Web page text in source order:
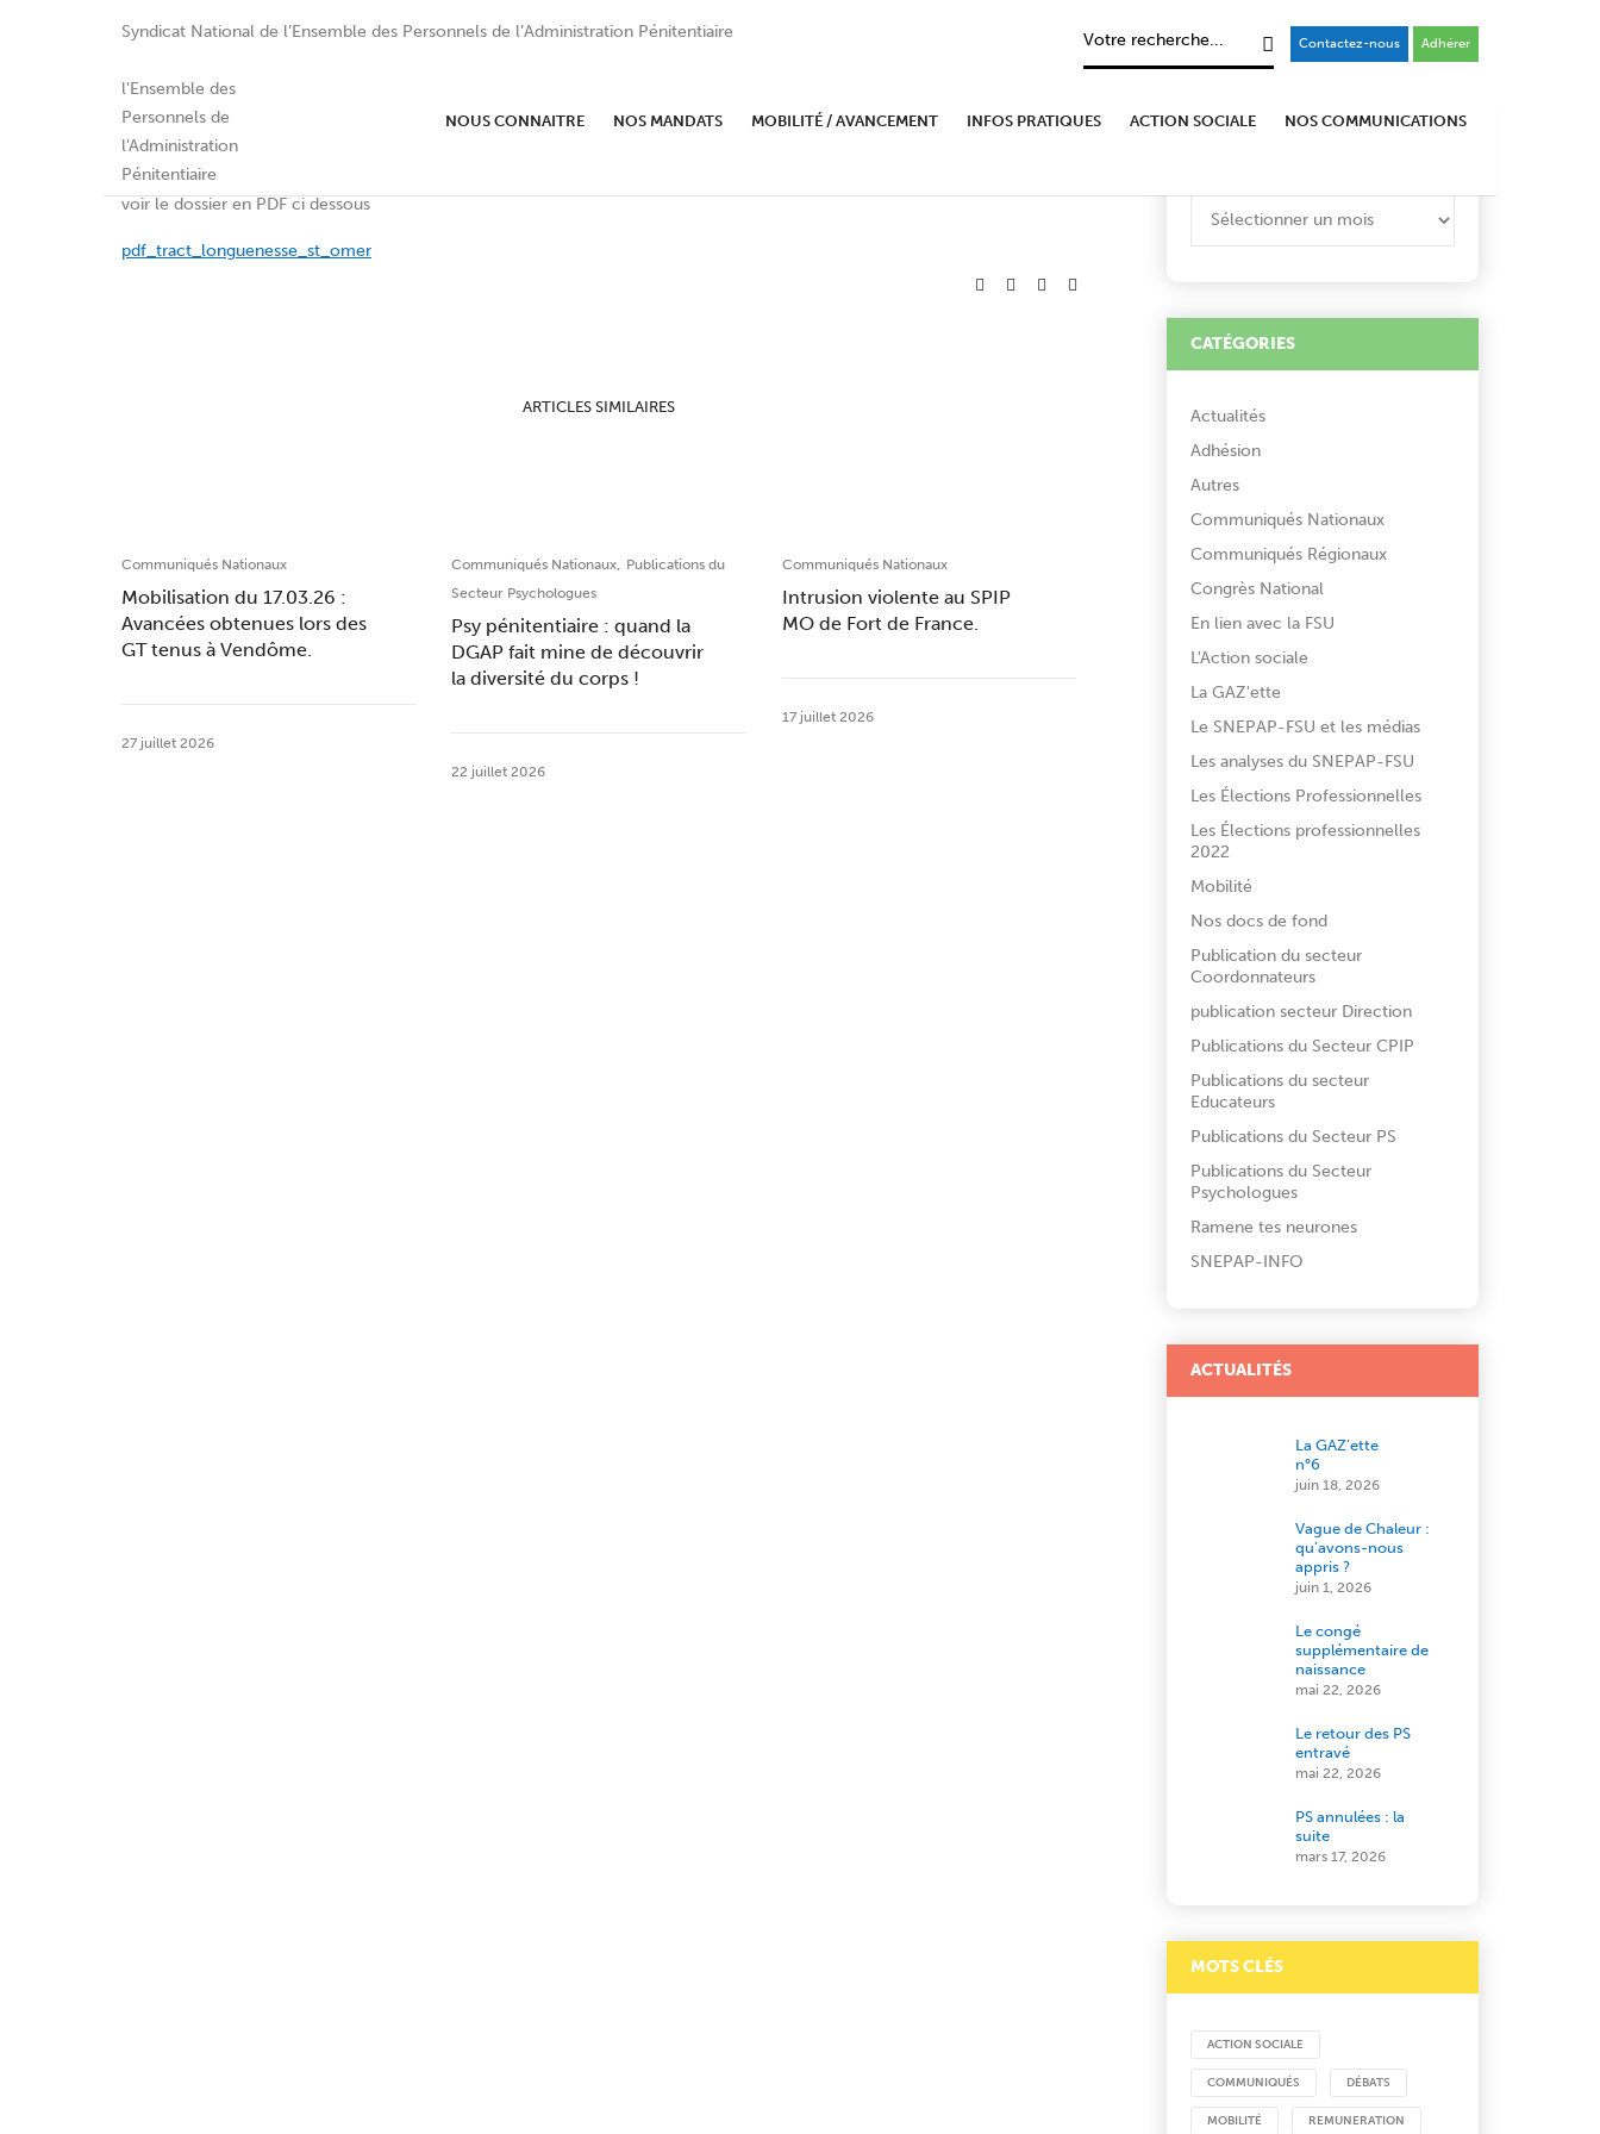
Syndicat National de l’Ensemble des Personnels de l’Administration Pénitentiaire
Contactez-nous Adhérer
NOUS CONNAITRE NOS MANDATS MOBILITÉ / AVANCEMENT INFOS PRATIQUES ACTION SOCIALE NOS COMMUNICATIONS
tract longuenesse /st omer
voir le dossier en PDF ci dessous
pdf_tract_longuenesse_st_omer
ARTICLES SIMILAIRES
Communiqués Nationaux
Mobilisation du 17.03.26 :
Avancées obtenues lors des
GT tenus à Vendôme.
27 juillet 2026
Communiqués Nationaux, Publications du
Secteur Psychologues
Psy pénitentiaire : quand la
DGAP fait mine de découvrir
la diversité du corps !
22 juillet 2026
Communiqués Nationaux
Intrusion violente au SPIP
MO de Fort de France.
17 juillet 2026
ARCHIVES
ARCHIVES
CATÉGORIES
Actualités
Adhésion
Autres
Communiqués Nationaux
Communiqués Régionaux
Congrès National
En lien avec la FSU
L'Action sociale
La GAZ'ette
Le SNEPAP-FSU et les médias
Les analyses du SNEPAP-FSU
Les Élections Professionnelles
Les Élections professionnelles
2022
Mobilité
Nos docs de fond
Publication du secteur
Coordonnateurs
publication secteur Direction
Publications du Secteur CPIP
Publications du secteur
Educateurs
Publications du Secteur PS
Publications du Secteur
Psychologues
Ramene tes neurones
SNEPAP-INFO
ACTUALITÉS
La GAZ’ette
n°6
juin 18, 2026
Vague de Chaleur :
qu’avons-nous
appris ?
juin 1, 2026
Le congé
supplémentaire de
naissance
mai 22, 2026
Le retour des PS
entravé
mai 22, 2026
PS annulées : la
suite
mars 17, 2026
MOTS CLÉS
ACTION SOCIALE
COMMUNIQUÉS DÉBATS
MOBILITÉ REMUNERATION